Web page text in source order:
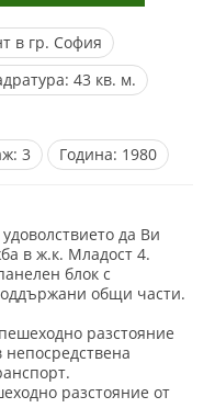
в гр. София
43 кв. м.
3 Година: 1980
да Ви
в ж.к. Младост 4.
блок с
общи части.
разстояние
разстояние от